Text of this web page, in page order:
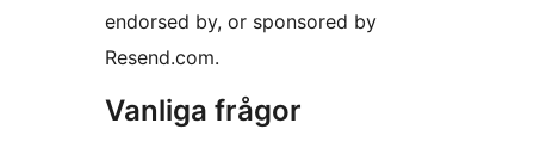
endorsed by, or sponsored by
Resend.com.
Vanliga frågor